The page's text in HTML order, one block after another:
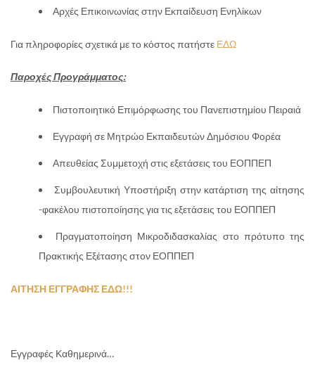
Αρχές Επικοινωνίας στην Εκπαίδευση Ενηλίκων
Για πληροφορίες σχετικά με το κόστος πατήστε ΕΔΩ
Παροχές Προγράμματος:
Πιστοποιητικό Επιμόρφωσης του Πανεπιστημίου Πειραιά
Εγγραφή σε Μητρώο Εκπαιδευτών Δημόσιου Φορέα
Απευθείας Συμμετοχή στις εξετάσεις του ΕΟΠΠΕΠ
Συμβουλευτική Υποστήριξη στην κατάρτιση της αίτησης
-φακέλου πιστοποίησης για τις εξετάσεις του ΕΟΠΠΕΠ
Πραγματοποίηση Μικροδιδασκαλίας στο πρότυπο της
Πρακτικής Εξέτασης στον ΕΟΠΠΕΠ
ΑΙΤΗΣΗ ΕΓΓΡΑΦΗΣ ΕΔΩ!!!
Εγγραφές Καθημερινά…